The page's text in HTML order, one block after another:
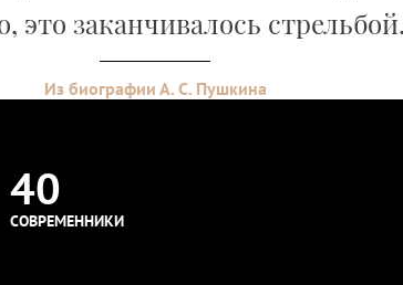
это заканчивалось
Из биографии А. С. Пушкина
40
СОВРЕМЕННИКИ